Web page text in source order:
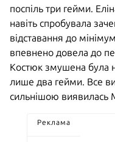
поспіль три гейми.
навіть спробувала
відставання до
впевнено довела до
Костюк змушена була
лише два гейми. Все
сильнішою виявилась
Реклама